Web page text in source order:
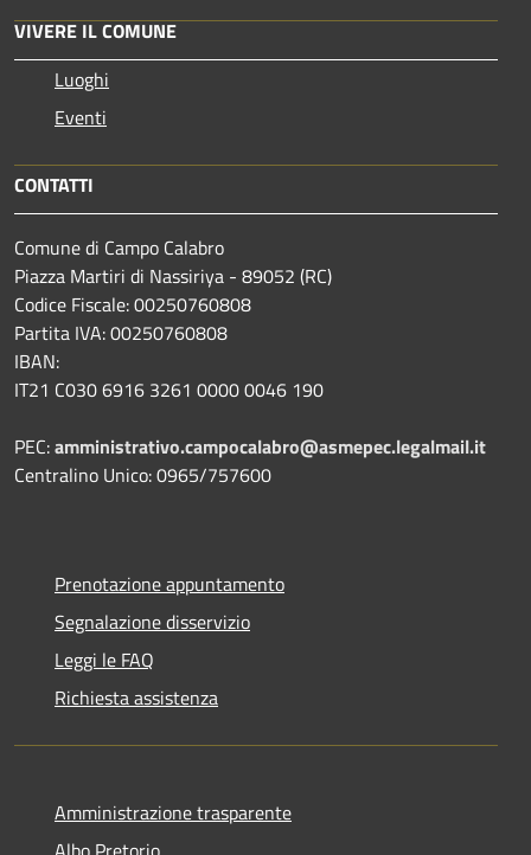
VIVERE IL COMUNE
Luoghi
Eventi
CONTATTI
Comune di Campo Calabro
Piazza Martiri di Nassiriya - 89052 (RC)
Codice Fiscale: 00250760808
Partita IVA: 00250760808
IBAN:
IT21 C030 6916 3261 0000 0046 190
PEC:amministrativo.campocalabro@asmepec.legalmail.it
Centralino Unico: 0965/757600
Prenotazione appuntamento
Segnalazione disservizio
Leggi le FAQ
Richiesta assistenza
Amministrazione trasparente